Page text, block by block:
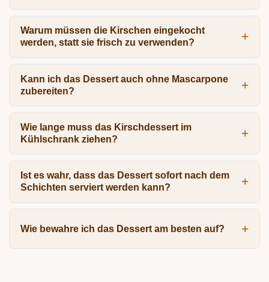
Warum müssen die Kirschen eingekocht
werden, statt sie frisch zu verwenden?
Kann ich das Dessert auch ohne Mascarpone
zubereiten?
Wie lange muss das Kirschdessert im
Kühlschrank ziehen?
Ist es wahr, dass das Dessert sofort nach dem
Schichten serviert werden kann?
Wie bewahre ich das Dessert am besten auf?